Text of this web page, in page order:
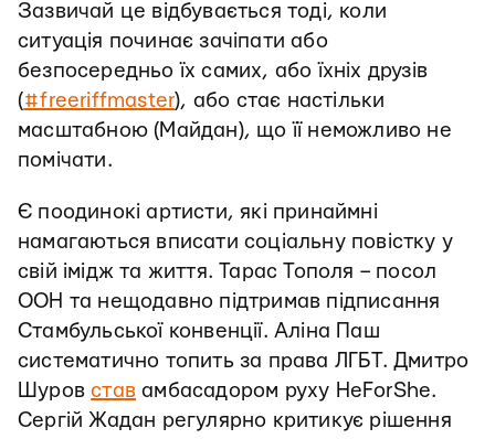
Зазвичай це відбувається тоді, коли
ситуація починає зачіпати або
безпосередньо їх самих, або їхніх друзів
(#freeriffmaster), або стає настільки
масштабною (Майдан), що її неможливо не
помічати.
Є поодинокі артисти, які принаймні
намагаються вписати соціальну повістку у
свій імідж та життя. Тарас Тополя – посол
ООН та нещодавно підтримав підписання
Стамбульської конвенції. Аліна Паш
систематично топить за права ЛГБТ. Дмитро
Шуровстав амбасадором руху HeForShe.
Сергій Жадан регулярно критикує рішення